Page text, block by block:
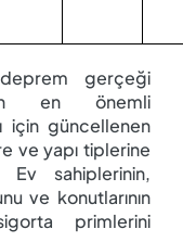
deprem gerçeği
en önemli
için güncellenen
ve yapı tiplerine
Ev sahiplerinin,
ve konutlarının
primlerini